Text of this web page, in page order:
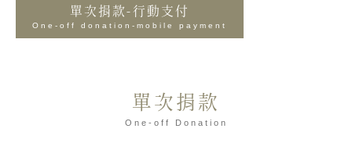
單次捐款-行動支付
One-off donation-mobile payment
單次捐款
One-off Donation